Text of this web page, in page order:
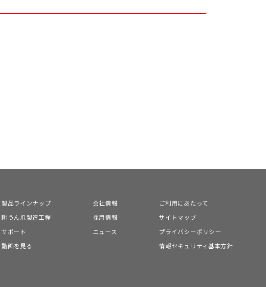
製品ラインナップ
耕うん爪製造工程
サポート
動画を見る
会社情報
採用情報
ニュース
ご利用にあたって
サイトマップ
プライバシーポリシー
情報セキュリティ基本方針